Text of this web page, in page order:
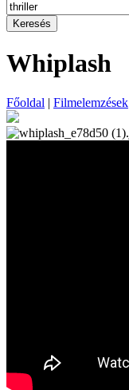
Keresés
Whiplash
Főoldal | Filmelemzések